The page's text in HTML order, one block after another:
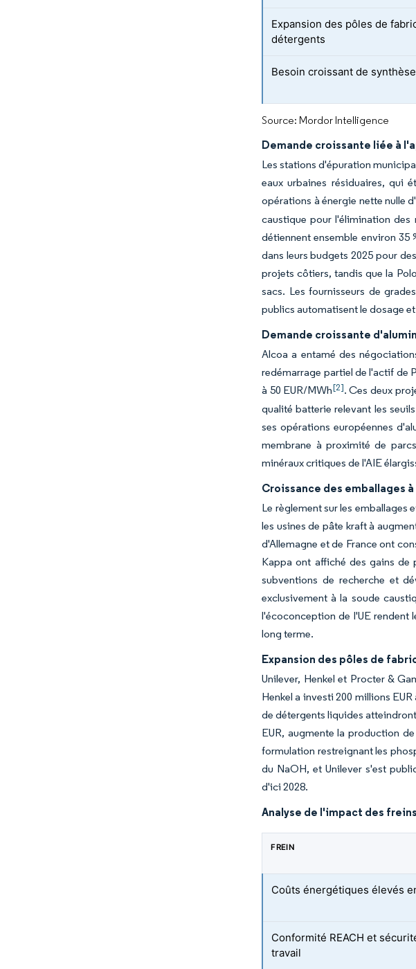
Expansion des pôles de
détergents
Besoin croissant de
Source: Mordor Intelligence
Demande croissante liée à
Les stations d'épuration
eaux urbaines résiduaires, qui
opérations à énergie nette nulle
caustique pour l'élimination des
détiennent ensemble environ 35
dans leurs budgets 2025 pour
projets côtiers, tandis que la
sacs. Les fournisseurs de
publics automatisent le dosage
Demande croissante
Alcoa a entamé des
redémarrage partiel de l'actif de
à 50 EUR/MWh[2]. Ces deux
qualité batterie relevant les
ses opérations européennes
membrane à proximité de
minéraux critiques de l'AIE
Croissance des emballages
Le règlement sur les emballages
les usines de pâte kraft à
d'Allemagne et de France ont
Kappa ont affiché des gains de
subventions de recherche et
exclusivement à la soude
l'écoconception de l'UE rendent
long terme.
Expansion des pôles de
Unilever, Henkel et Procter &
Henkel a investi 200 millions
de détergents liquides
EUR, augmente la production
formulation restreignant les
du NaOH, et Unilever s'est
d'ici 2028.
Analyse de l'impact des
FREIN
Coûts énergétiques élevés
Conformité REACH et
travail